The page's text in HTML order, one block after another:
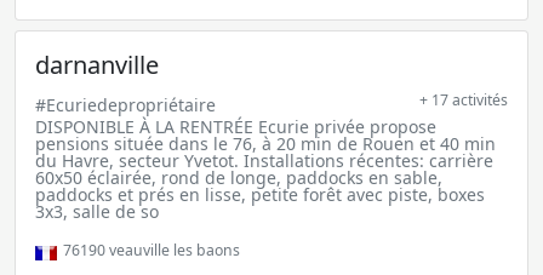
darnanville
#Ecuriedepropriétaire + 17 activités
DISPONIBLE À LA RENTRÉE Ecurie privée propose
pensions située dans le 76, à 20 min de Rouen et 40 min
du Havre, secteur Yvetot. Installations récentes: carrière
60x50 éclairée, rond de longe, paddocks en sable,
paddocks et prés en lisse, petite forêt avec piste, boxes
3x3, salle de so
76190veauville les baons